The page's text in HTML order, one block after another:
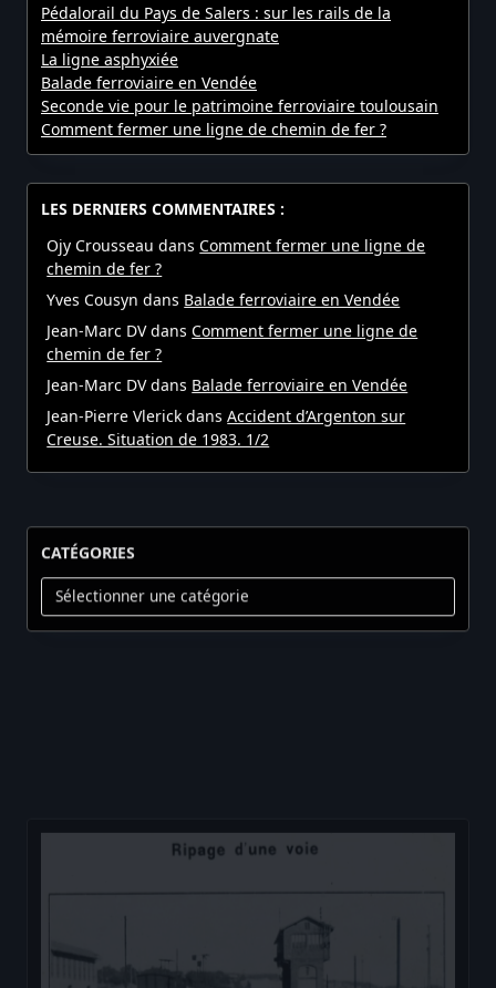
Pédalorail du Pays de Salers : sur les rails de la
mémoire ferroviaire auvergnate
La ligne asphyxiée
Balade ferroviaire en Vendée
Seconde vie pour le patrimoine ferroviaire toulousain
Comment fermer une ligne de chemin de fer ?
LES DERNIERS COMMENTAIRES :
Ojy Crousseau dans Comment fermer une ligne de
chemin de fer ?
Yves Cousyn dans Balade ferroviaire en Vendée
Jean-Marc DVdans Comment fermer une ligne de
chemin de fer ?
Jean-Marc DVdans Balade ferroviaire en Vendée
Jean-Pierre Vlerick dans Accident d’Argenton sur
Creuse. Situation de 1983. 1/2
CATÉGORIES
Catégories